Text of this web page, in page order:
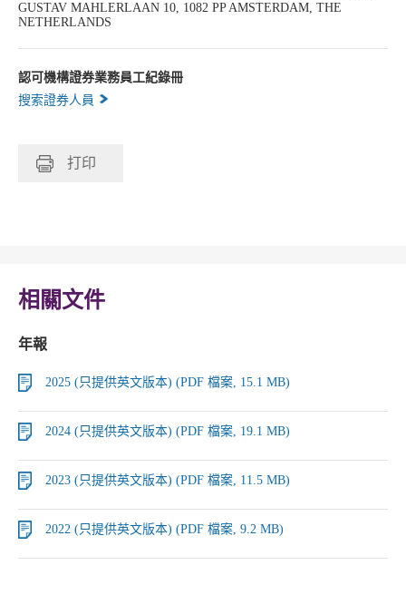
GUSTAV MAHLERLAAN 10, 1082 PP AMSTERDAM, THE
NETHERLANDS
認可機構證券業務員工紀錄冊
搜索證券人員
打印
相關文件
年報
2025 (只提供英文版本) (PDF 檔案, 15.1 MB)
2024 (只提供英文版本) (PDF 檔案, 19.1 MB)
2023 (只提供英文版本) (PDF 檔案, 11.5 MB)
2022 (只提供英文版本) (PDF 檔案, 9.2 MB)